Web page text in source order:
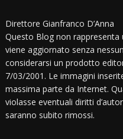
Direttore Gianfranco D’Anna
Questo Blog non
viene aggiornato senza
considerarsi un prodotto
7/03/2001. Le immagini
massima parte da Internet.
violasse eventuali diritti
saranno subito rimossi.